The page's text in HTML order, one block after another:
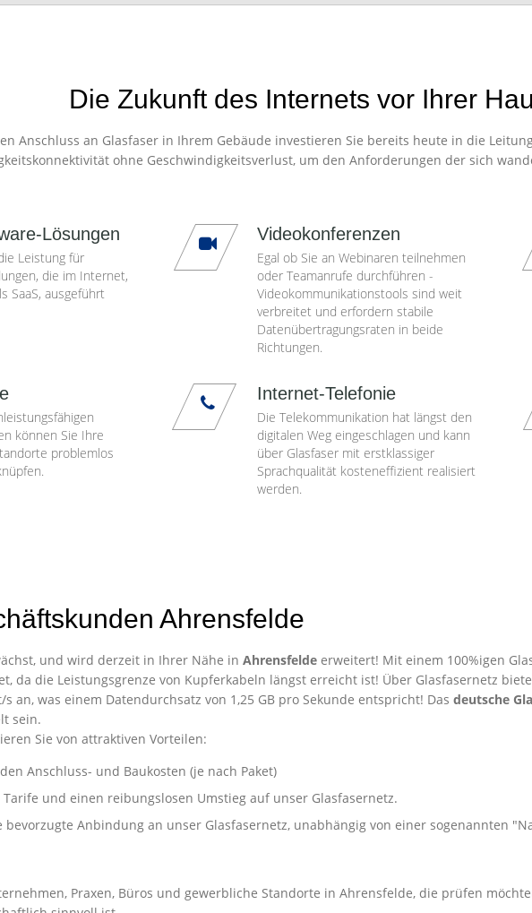
Die Zukunft des Internets vor Ihrer
Anschluss an Glasfaser in Ihrem Gebäude investieren Sie bereits heute in die
ohne Geschwindigkeitsverlust, um den Anforderungen der sich
Lösungen
Leistung für
die im Internet,
SaaS, ausgeführt
Videokonferenzen
Egal ob Sie an Webinaren teilnehmen
oder Teamanrufe durchführen -
Videokommunikationstools sind weit
verbreitet und erfordern stabile
Datenübertragungsraten in beide
Richtungen.
können Sie Ihre
problemlos
Internet-Telefonie
Die Telekommunikation hat längst den
digitalen Weg eingeschlagen und kann
über Glasfaser mit erstklassiger
Sprachqualität kosteneffizient realisiert
werden.
Ahrensfelde
und wird derzeit in Ihrer Nähe in Ahrensfelde erweitert! Mit einem 100%igen
da die Leistungsgrenze von Kupferkabeln längst erreicht ist! Über Glasfasernetz
an, was einem Datendurchsatz von 1,25 GB pro Sekunde entspricht! Das deutsche
sein.
Sie von attraktiven Vorteilen:
Anschluss- und Baukosten (je nach Paket)
und einen reibungslosen Umstieg auf unser Glasfasernetz.
Anbindung an unser Glasfasernetz, unabhängig von einer sogenannten
Praxen, Büros und gewerbliche Standorte in Ahrensfelde, die prüfen